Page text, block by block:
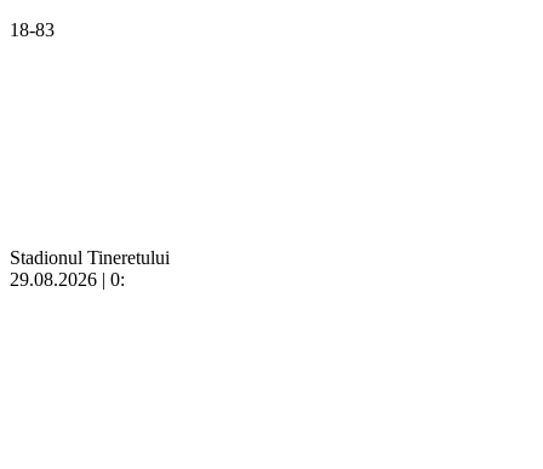
18-83
Stadionul Tineretului
29.08.2026 | 0: